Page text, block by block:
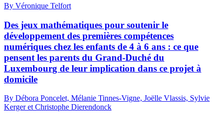
By Véronique Telfort
Des jeux mathématiques pour soutenir le
développement des premières compétences
numériques chez les enfants de 4 à 6 ans : ce que
pensent les parents du Grand-Duché du
Luxembourg de leur implication dans ce projet à
domicile
By Débora Poncelet, Mélanie Tinnes-Vigne, Joëlle Vlassis, Sylvie
Kerger et Christophe Dierendonck